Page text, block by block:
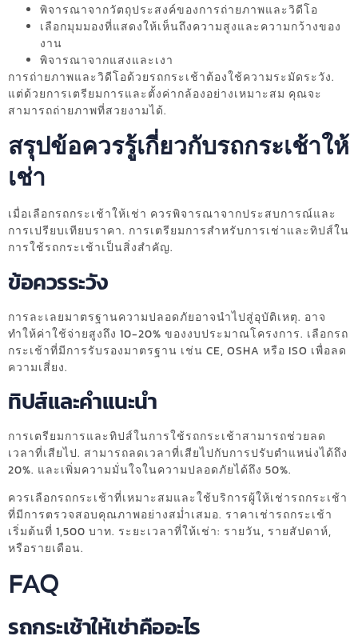
พิจารณาจากวัตถุประสงค์ของการถ่ายภาพและวิดีโอ
เลือกมุมมองที่แสดงให้เห็นถึงความสูงและความกว้างของ
งาน
พิจารณาจากแสงและเงา
การถ่ายภาพและวิดีโอด้วยรถกระเช้าต้องใช้ความระมัดระวัง.
แต่ด้วยการเตรียมการและตั้งค่ากล้องอย่างเหมาะสม คุณจะ
สามารถถ่ายภาพที่สวยงามได้.
สรุปข้อควรรู้เกี่ยวกับรถกระเช้าให้
เช่า
เมื่อเลือกรถกระเช้าให้เช่า ควรพิจารณาจากประสบการณ์และ
การเปรียบเทียบราคา. การเตรียมการสำหรับการเช่าและทิปส์ใน
การใช้รถกระเช้าเป็นสิ่งสำคัญ.
ข้อควรระวัง
การละเลยมาตรฐานความปลอดภัยอาจนำไปสู่อุบัติเหตุ. อาจ
ทำให้ค่าใช้จ่ายสูงถึง 10-20% ของงบประมาณโครงการ. เลือกรถ
กระเช้าที่มีการรับรองมาตรฐาน เช่น CE, OSHA หรือ ISO เพื่อลด
ความเสี่ยง.
ทิปส์และคำแนะนำ
การเตรียมการและทิปส์ในการใช้รถกระเช้าสามารถช่วยลด
เวลาที่เสียไป. สามารถลดเวลาที่เสียไปกับการปรับตำแหน่งได้ถึง
20%. และเพิ่มความมั่นใจในความปลอดภัยได้ถึง 50%.
ควรเลือกรถกระเช้าที่เหมาะสมและใช้บริการผู้ให้เช่ารถกระเช้า
ที่มีการตรวจสอบคุณภาพอย่างสม่ำเสมอ. ราคาเช่ารถกระเช้า
เริ่มต้นที่ 1,500 บาท. ระยะเวลาที่ให้เช่า: รายวัน, รายสัปดาห์,
หรือรายเดือน.
FAQ
รถกระเช้าให้เช่าคืออะไร